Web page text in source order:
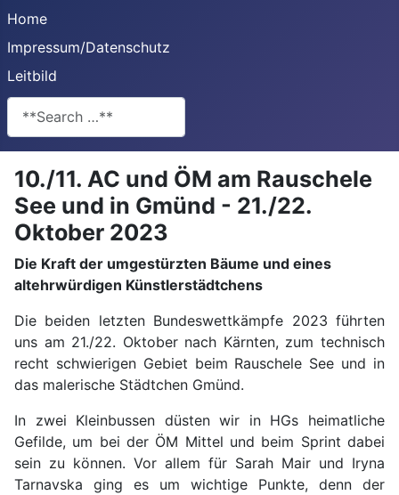
Home
Impressum/Datenschutz
Leitbild
**Search**
10./11. AC und ÖM am Rauschele
See und in Gmünd - 21./22.
Oktober 2023
Die Kraft der umgestürzten Bäume und eines
altehrwürdigen Künstlerstädtchens
Die beiden letzten Bundeswettkämpfe 2023 führten
uns am 21./22. Oktober nach Kärnten, zum technisch
recht schwierigen Gebiet beim Rauschele See und in
das malerische Städtchen Gmünd.
In zwei Kleinbussen düsten wir in HGs heimatliche
Gefilde, um bei der ÖM Mittel und beim Sprint dabei
sein zu können. Vor allem für Sarah Mair und Iryna
Tarnavska ging es um wichtige Punkte, denn der